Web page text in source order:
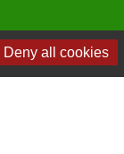
- Plan du site -
Deny all cookies